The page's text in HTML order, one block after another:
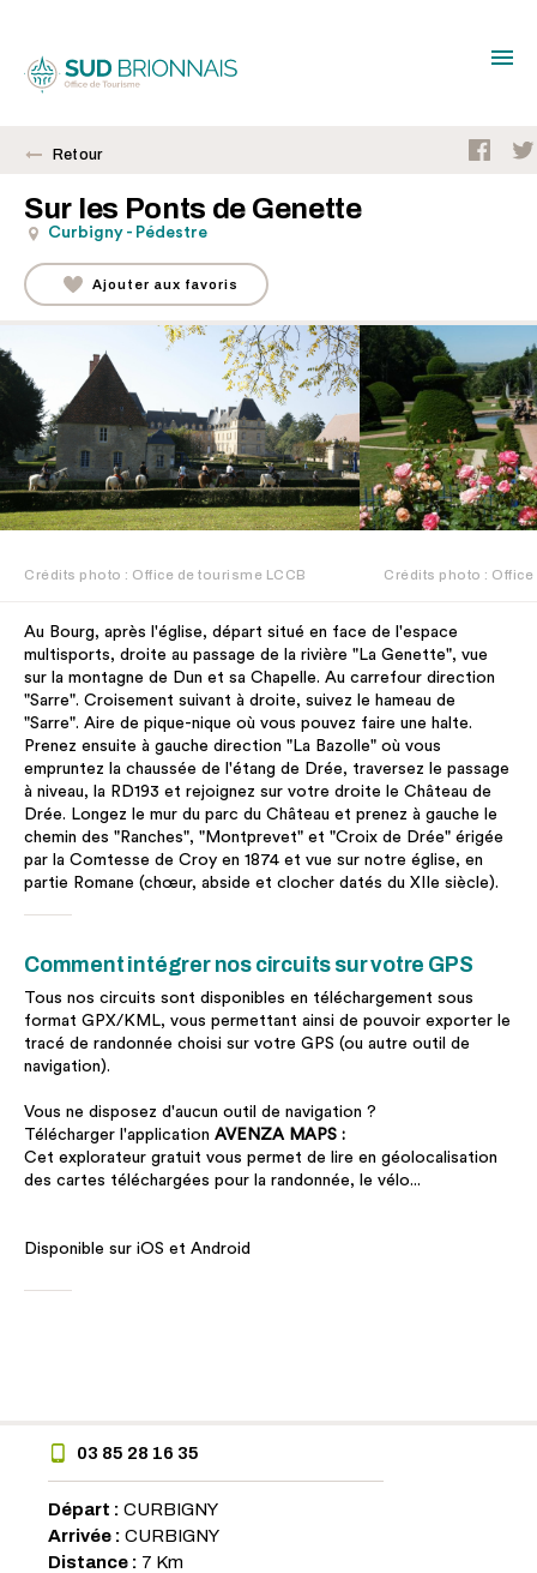
Retour
Sur les Ponts de Genette
Curbigny - Pédestre
Ajouter aux favoris
Crédits photo : Office de tourisme LCCB Crédits photo :
Au Bourg, après l'église, départ situé en face de l'espace
multisports, droite au passage de la rivière "La Genette", vue
sur la montagne de Dun et sa Chapelle. Au carrefour direction
"Sarre". Croisement suivant à droite, suivez le hameau de
"Sarre". Aire de pique-nique où vous pouvez faire une halte.
Prenez ensuite à gauche direction "La Bazolle" où vous
empruntez la chaussée de l'étang de Drée, traversez le passage
à niveau, la RD193 et rejoignez sur votre droite le Château de
Drée. Longez le mur du parc du Château et prenez à gauche le
chemin des "Ranches", "Montprevet" et "Croix de Drée" érigée
par la Comtesse de Croy en 1874 et vue sur notre église, en
partie Romane (chœur, abside et clocher datés du XIIe siècle).
Comment intégrer nos circuits sur votre GPS
Tous nos circuits sont disponibles en téléchargement sous
format GPX/KML, vous permettant ainsi de pouvoir exporter le
tracé de randonnée choisi sur votre GPS (ou autre outil de
navigation).
Vous ne disposez d'aucun outil de navigation ?
Télécharger l'application AVENZA MAPS :
Cet explorateur gratuit vous permet de lire en géolocalisation
des cartes téléchargées pour la randonnée, le vélo...
Disponible sur iOS et Android
03 85 28 16 35
Départ : CURBIGNY
Arrivée : CURBIGNY
Distance : 7 Km